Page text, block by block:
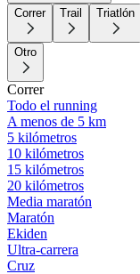
Correr Trail Triatlón
Otro
Correr
Todo el running
A menos de 5 km
5 kilómetros
10 kilómetros
15 kilómetros
20 kilómetros
Media maratón
Maratón
Ekiden
Ultra-carrera
Cruz